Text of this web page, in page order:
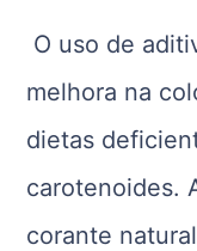
O uso de
melhora na
dietas
carotenoides.
corante